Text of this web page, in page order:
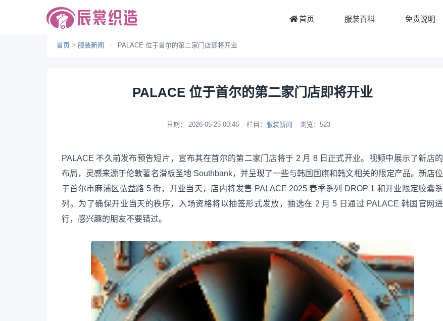
首页 服装百科 免责说明
首页 > 服装新闻 > PALACE 位于首尔的第二家门店即将开业
PALACE 位于首尔的第二家门店即将开业
日期： 2026-05-25 00:46 栏目： 服装新闻 浏览： 523
PALACE 不久前发布预告短片，宣布其在首尔的第二家门店将于 2 月 8 日正式开业。视频中展示了新店的
布局，灵感来源于伦敦著名滑板圣地 Southbank，并呈现了一些与韩国国旗和韩文相关的限定产品。新店位
于首尔市麻浦区弘益路 5 街，开业当天，店内将发售 PALACE 2025 春季系列 DROP 1 和开业限定胶囊系
列。为了确保开业当天的秩序，入场资格将以抽签形式发放，抽选在 2 月 5 日通过 PALACE 韩国官网进
行，感兴趣的朋友不要错过。